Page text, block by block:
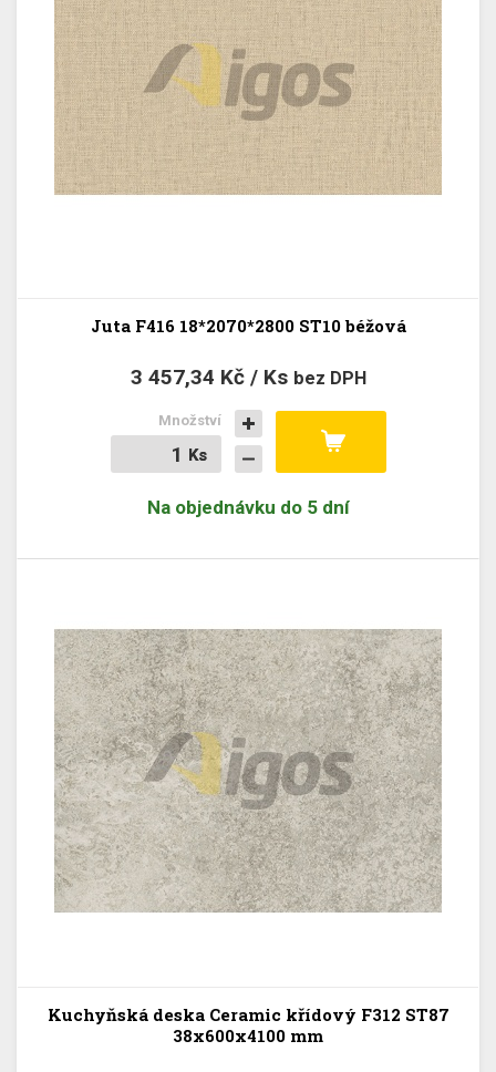
Juta F416 18*2070*2800 ST10 béžová
3 457,34 Kč / Ks bez DPH
Ks
Ks
Množství
Na objednávku do 5 dní
Kuchyňská deska Ceramic křídový F312 ST87
38x600x4100 mm